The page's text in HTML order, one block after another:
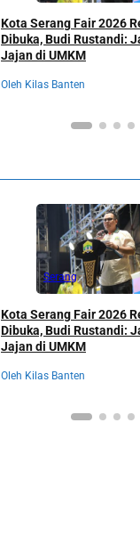
Kota Serang Fair 2026
Dibuka, Budi Rustandi:
Jajan di UMKM
Oleh Kilas Banten
Serang
Kota Serang Fair 2026
Dibuka, Budi Rustandi:
Jajan di UMKM
Oleh Kilas Banten